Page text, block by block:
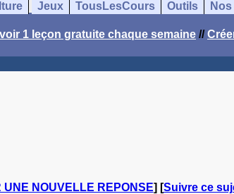
Jeux TousLesCours Outils
1 leçon gratuite chaque semaine //
UNE NOUVELLE REPONSE] [Suivre ce